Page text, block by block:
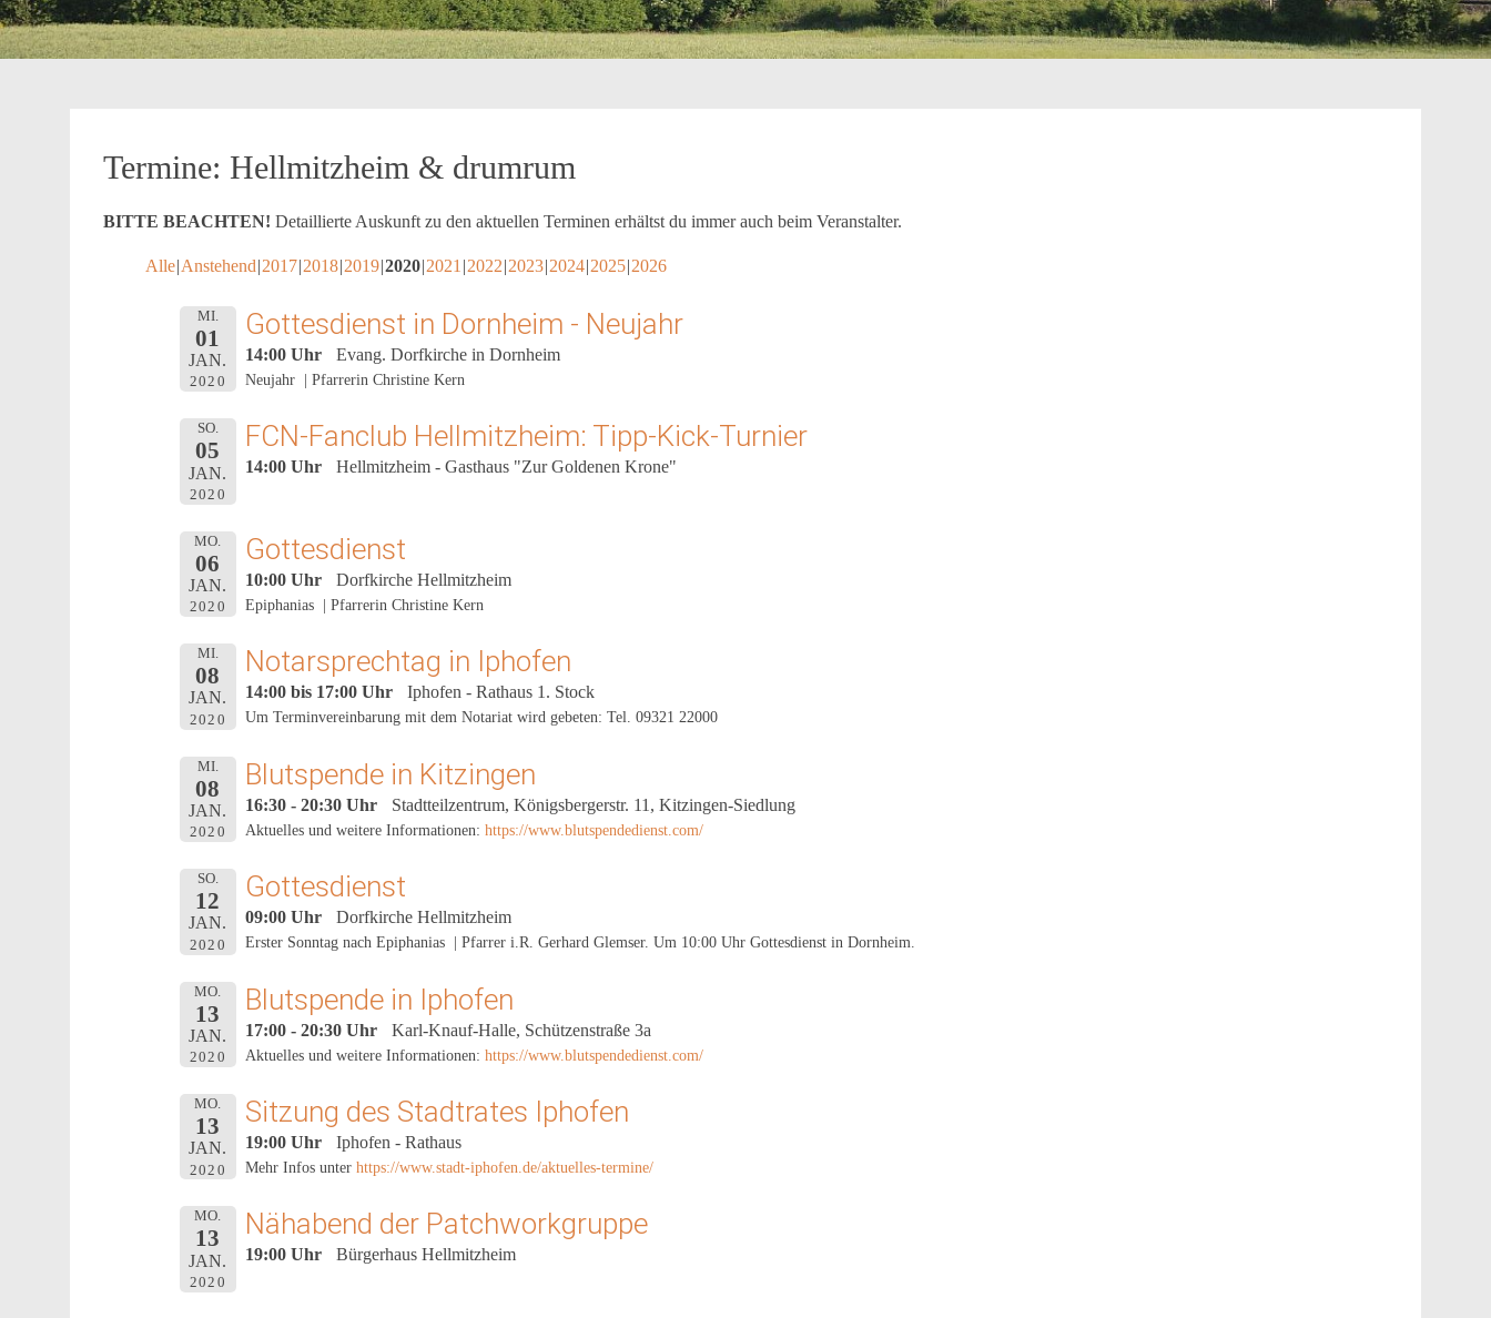
Termine: Hellmitzheim & drumrum
BITTE BEACHTEN! Detaillierte Auskunft zu den aktuellen Terminen erhältst du immer auch beim Veranstalter.
Alle Anstehend 2017 2018 2019 2020 2021 2022 2023 2024 2025 2026
MI.
01
JAN.
2020
Gottesdienst in Dornheim - Neujahr
14:00 Uhr Evang. Dorfkirche in Dornheim
Neujahr | Pfarrerin Christine Kern
SO.
05
JAN.
2020
FCN-Fanclub Hellmitzheim: Tipp-Kick-Turnier
14:00 Uhr Hellmitzheim - Gasthaus "Zur Goldenen Krone"
MO.
06
JAN.
2020
Gottesdienst
10:00 Uhr Dorfkirche Hellmitzheim
Epiphanias | Pfarrerin Christine Kern
MI.
08
JAN.
2020
Notarsprechtag in Iphofen
14:00 bis 17:00 Uhr Iphofen - Rathaus 1. Stock
Um Terminvereinbarung mit dem Notariat wird gebeten: Tel. 09321 22000
MI.
08
JAN.
2020
Blutspende in Kitzingen
16:30 - 20:30 Uhr Stadtteilzentrum, Königsbergerstr. 11, Kitzingen-Siedlung
Aktuelles und weitere Informationen: https://www.blutspendedienst.com/
SO.
12
JAN.
2020
Gottesdienst
09:00 Uhr Dorfkirche Hellmitzheim
Erster Sonntag nach Epiphanias | Pfarrer i.R. Gerhard Glemser. Um 10:00 Uhr Gottesdienst in Dornheim.
MO.
13
JAN.
2020
Blutspende in Iphofen
17:00 - 20:30 Uhr Karl-Knauf-Halle, Schützenstraße 3a
Aktuelles und weitere Informationen: https://www.blutspendedienst.com/
MO.
13
JAN.
2020
Sitzung des Stadtrates Iphofen
19:00 Uhr Iphofen - Rathaus
Mehr Infos unter https://www.stadt-iphofen.de/aktuelles-termine/
MO.
13
JAN.
2020
Nähabend der Patchworkgruppe
19:00 Uhr Bürgerhaus Hellmitzheim